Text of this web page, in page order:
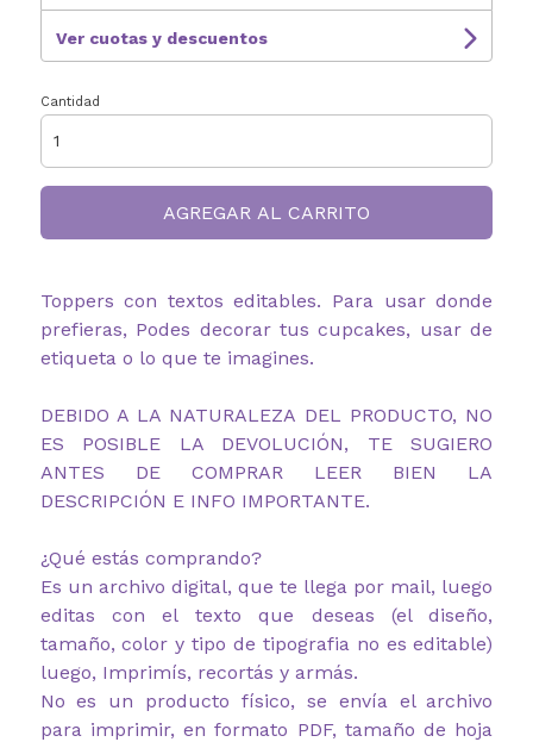
Ver cuotas y descuentos
Cantidad
AGREGAR AL CARRITO
Toppers con textos editables. Para usar donde
prefieras, Podes decorar tus cupcakes, usar de
etiqueta o lo que te imagines.
DEBIDO A LA NATURALEZA DEL PRODUCTO, NO
ES POSIBLE LA DEVOLUCIÓN, TE SUGIERO
ANTES DE COMPRAR LEER BIEN LA
DESCRIPCIÓN E INFO IMPORTANTE.
¿Qué estás comprando?
Es un archivo digital, que te llega por mail, luego
editas con el texto que deseas (el diseño,
tamaño, color y tipo de tipografia no es editable)
luego, Imprimís, recortás y armás.
No es un producto físico, se envía el archivo
para imprimir, en formato PDF, tamaño de hoja